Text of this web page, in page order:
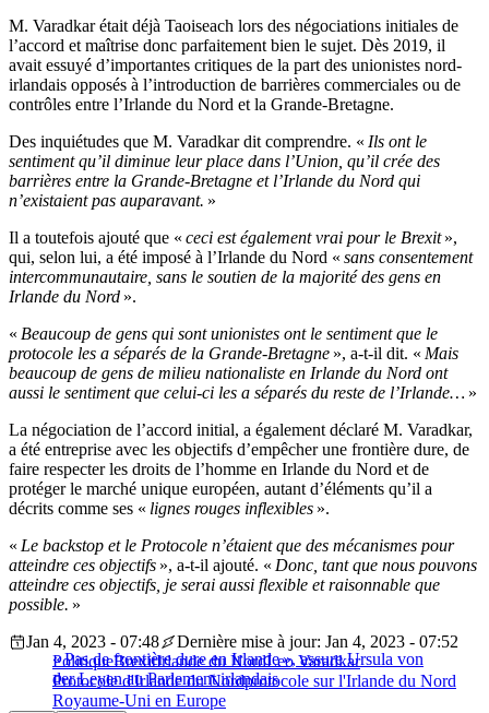
M. Varadkar était déjà Taoiseach lors des négociations initiales de
l’accord et maîtrise donc parfaitement bien le sujet. Dès 2019, il
avait essuyé d’importantes critiques de la part des unionistes nord-
irlandais opposés à l’introduction de barrières commerciales ou de
contrôles entre l’Irlande du Nord et la Grande-Bretagne.
Des inquiétudes que M. Varadkar dit comprendre. « Ils ont le
sentiment qu’il diminue leur place dans l’Union, qu’il crée des
barrières entre la Grande-Bretagne et l’Irlande du Nord qui
n’existaient pas auparavant. »
Il a toutefois ajouté que « ceci est également vrai pour le Brexit»,
qui, selon lui, a été imposé à l’Irlande du Nord « sans consentement
intercommunautaire, sans le soutien de la majorité des gens en
Irlande du Nord ».
« Beaucoup de gens qui sont unionistes ont le sentiment que le
protocole les a séparés de la Grande-Bretagne », a-t-il dit. « Mais
beaucoup de gens de milieu nationaliste en Irlande du Nord ont
aussi le sentiment que celui-ci les a séparés du reste de l’Irlande… »
La négociation de l’accord initial, a également déclaré M. Varadkar,
a été entreprise avec les objectifs d’empêcher une frontière dure, de
faire respecter les droits de l’homme en Irlande du Nord et de
protéger le marché unique européen, autant d’éléments qu’il a
décrits comme ses « lignes rouges inflexibles ».
« Le backstop et le Protocole n’étaient que des mécanismes pour
atteindre ces objectifs », a-t-il ajouté. « Donc, tant que nous pouvons
atteindre ces objectifs, je serai aussi flexible et raisonnable que
possible. »
« Pas de frontière dure en Irlande », assure Ursula von
der Leyen au Parlement irlandais
Jan 4, 2023 - 07:48
Dernière mise à jour: Jan 4, 2023 - 07:52
PolitiqueBrexitIrlande du NordLeo Varadkar
Protocole d'Irlande du Nordprotocole sur l'Irlande du Nord
Royaume-Uni en Europe